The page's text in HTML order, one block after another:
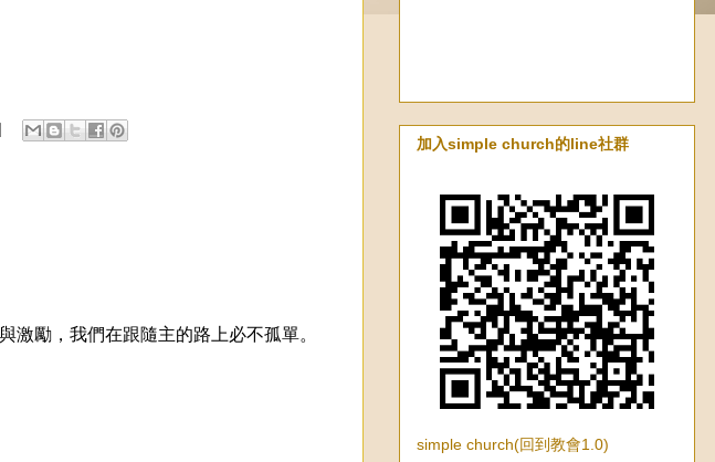
激勵，我們在跟隨主的路上必不孤單。
加入simple church的line社群
simple church(回到教會1.0)